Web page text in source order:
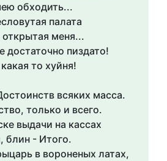
обходить...
палата
меня...
достаточно пиздато!
то хуйня!
всяких масса.
только и всего.
выдачи на кассах
блин - Итого.
в вороненых латах,